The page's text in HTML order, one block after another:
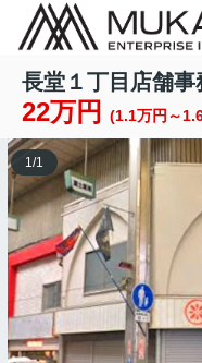
長堂１丁目店舗事
22万円 (1.1万円～
1/1